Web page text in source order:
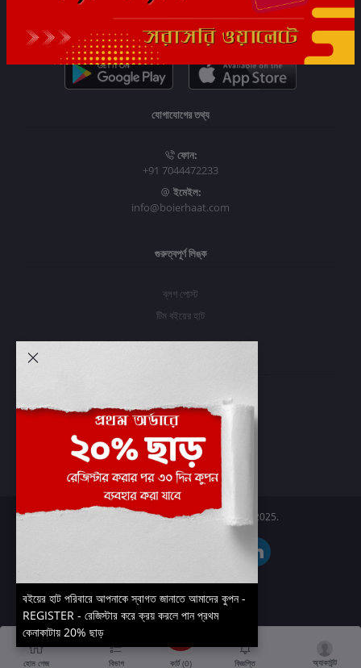
সাবস্ক্রাইব
যোগাযোগের তথ্য
ফোন:
+91 7044472233
ইমেইল:
info@boierhaat.com
গুরুত্বপূর্ণ লিঙ্ক
ব্লগ পোস্ট
টিম বইয়ের হাট
প্রবেশ করুন
অর্ডার ইতিহাস
আমার ইচ্ছাগুলি
অর্ডার ট্র্যাকিং
Boier Haat™ | © All rights reserved 2025.
হোম পেজ বিভাগ কার্ট (0) বিজ্ঞপ্তি অ্যাকাউন্ট
বইয়ের হাট পরিবারে আপনাকে স্বাগত জানাতে আমাদের কুপন -
REGISTER - রেজিস্টার করে ক্রয় করলে পান প্রথম
কেনাকাটায় 20% ছাড়